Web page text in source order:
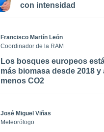
con intensidad
Francisco Martín León
Coordinador de la RAM
Los bosques europeos
más biomasa desde 2018
menos CO2
José Miguel Viñas
Meteorólogo